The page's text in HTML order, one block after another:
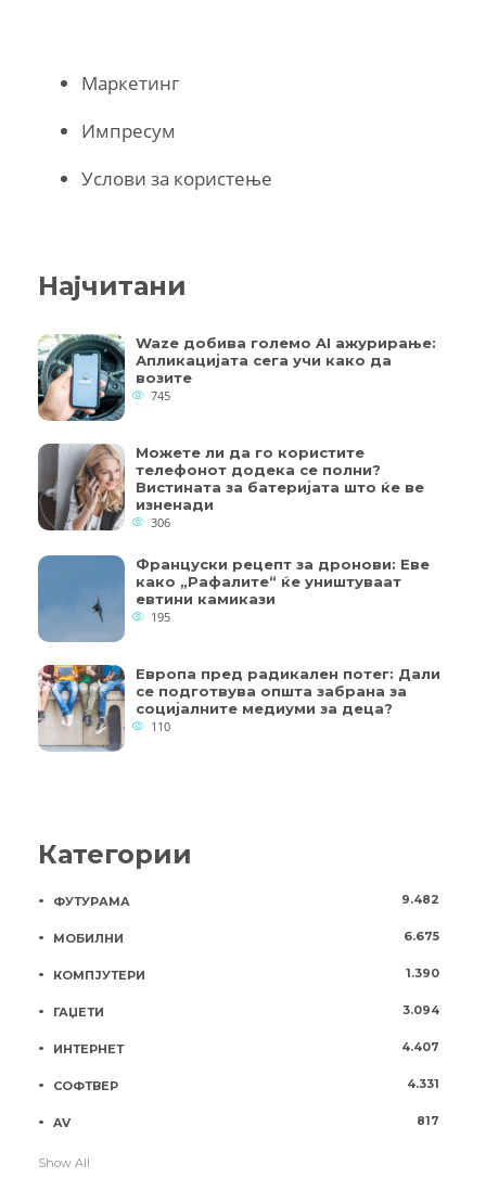
Маркетинг
Импресум
Услови за користење
Најчитани
Waze добива големо AI ажурирање:
Апликацијата сега учи како да
возите
745
Можете ли да го користите
телефонот додека се полни?
Вистината за батеријата што ќе ве
изненади
306
Француски рецепт за дронови: Еве
како „Рафалите“ ќе уништуваат
евтини камикази
195
Европа пред радикален потег: Дали
се подготвува општа забрана за
социјалните медиуми за деца?
110
Категории
ФУТУРАМА 9.482
МОБИЛНИ 6.675
КОМПЈУТЕРИ 1.390
ГАЏЕТИ 3.094
ИНТЕРНЕТ 4.407
СОФТВЕР 4.331
AV 817
Show All